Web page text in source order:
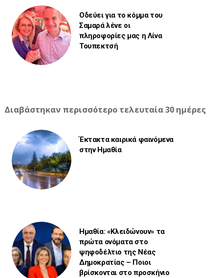
Οδεύει για το κόμμα του
Σαμαρά λένε οι
πληροφορίες μας η Λίνα
Τουπεκτσή
Διαβάστηκαν περισσότερο τελευταία 30 ημέρες
Έκτακτα καιρικά φαινόμενα
στην Ημαθία
Ημαθία: «Κλειδώνουν» τα
πρώτα ονόματα στο
ψηφοδέλτιο της Νέας
Δημοκρατίας – Ποιοι
βρίσκονται στο προσκήνιο